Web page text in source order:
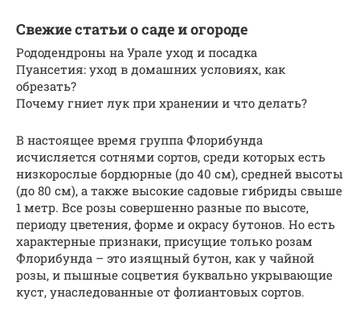
Свежие статьи о саде и огороде
Рододендроны на Урале уход и посадка
Пуансетия: уход в домашних условиях, как
обрезать?
Почему гниет лук при хранении и что делать?
В настоящее время группа Флорибунда
исчисляется сотнями сортов, среди которых есть
низкорослые бордюрные (до 40 см), средней высоты
(до 80 см), а также высокие садовые гибриды свыше
1 метр. Все розы совершенно разные по высоте,
периоду цветения, форме и окрасу бутонов. Но есть
характерные признаки, присущие только розам
Флорибунда – это изящный бутон, как у чайной
розы, и пышные соцветия буквально укрывающие
куст, унаследованные от фолиантовых сортов.